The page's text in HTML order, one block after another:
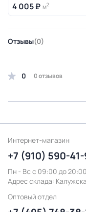
4 005 ₽ м2
Отзывы(0)
0 0 отзывов
Интернет-магазин
+7 (910) 590-
Пн - Вс с 09:00 до 20:00
Адрес склада:
Оптовый отдел